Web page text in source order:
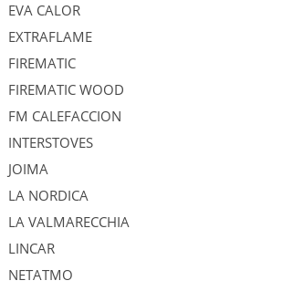
EVA CALOR
EXTRAFLAME
FIREMATIC
FIREMATIC WOOD
FM CALEFACCION
INTERSTOVES
JOIMA
LA NORDICA
LA VALMARECCHIA
LINCAR
NETATMO